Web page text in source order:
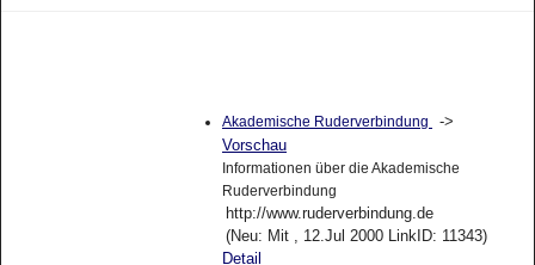
Akademische Ruderverbindung
->
Vorschau
Informationen über die Akademische
Ruderverbindung
http://www.ruderverbindung.de
(Neu: Mit , 12.Jul 2000 LinkID: 11343)
Detail